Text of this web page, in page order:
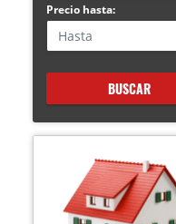
Precio hasta:
BUSCAR